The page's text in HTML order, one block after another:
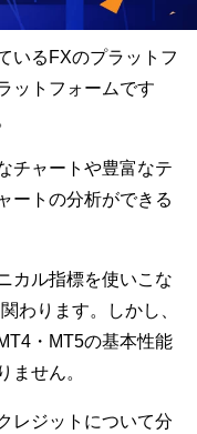
いるFXのプラットフ
ットフォームです
チャートや豊富なテ
ートの分析ができる
カル指標を使いこな
わります。しかし、
・MT5の基本性能
ません。
レジットについて分